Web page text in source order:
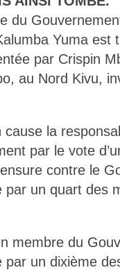
du
Yuma est
par Crispin
au Nord Kivu,
cause la
par le vote
contre le
par un quart des
membre du
un dixième